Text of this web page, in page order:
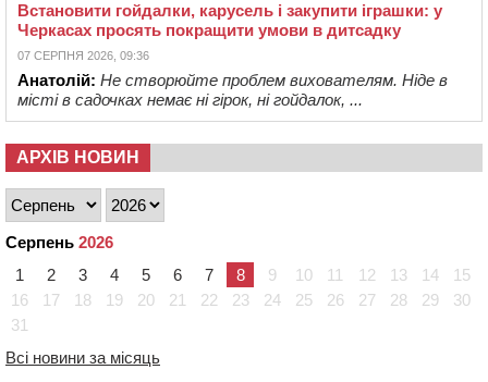
Встановити гойдалки, карусель і закупити іграшки: у
Черкасах просять покращити умови в дитсадку
07 СЕРПНЯ 2026, 09:36
Анатолій: Не створюйте проблем вихователям. Ніде в
місті в садочках немає ні гірок, ні гойдалок, ...
АРХІВ НОВИН
Серпень 2026
1
2 3 4 5 6 7 8 9 10 11 12 13 14
15
16
17 18 19 20 21 22 23 24 25 26 27 28 29
30
31
Всі новини за місяць